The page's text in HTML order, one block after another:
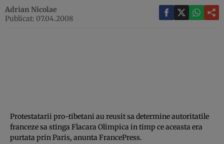
Adrian Nicolae
Publicat: 07.04.2008
Protestatarii pro-tibetani au reusit sa determine autoritatile
franceze sa stinga Flacara Olimpica in timp ce aceasta era
purtata prin Paris, anunta FrancePress.